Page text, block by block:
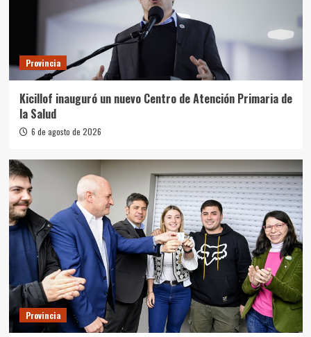
Provincia
Kicillof inauguró un nuevo Centro de Atención Primaria de
la Salud
6 de agosto de 2026
Provincia